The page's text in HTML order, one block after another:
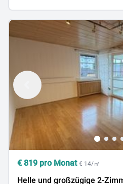
€ 819 pro Monat € 14/㎡
Helle und großzügige 2-